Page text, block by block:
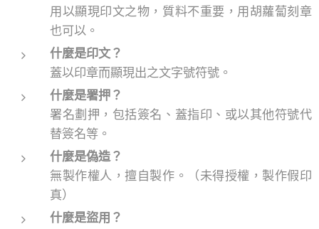
用以顯現印文之物，質料不重要，用胡蘿蔔刻章
也可以。
什麼是印文？
蓋以印章而顯現出之文字號符號。
什麼是署押？
署名劃押，包括簽名、蓋指印、或以其他符號代
替簽名等。
什麼是偽造？
無製作權人，擅自製作。（未得授權，製作假印
真）
什麼是盜用？